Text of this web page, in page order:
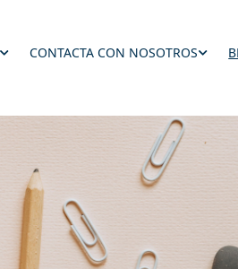
CONTACTA CON NOSOTROS